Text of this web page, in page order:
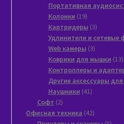
Портативная
Колонки 1919
товаров
Картридеры 33
товара
Удлинители и сетевые
Web камеры 33
товара
Коврики для мышки 1313
Контроллеры и
Другие аксессуары
Наушники 4141
Софт 22
товара
Офисная техника 4242